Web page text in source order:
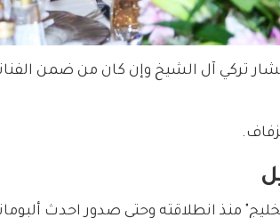
تركي آل الشيخ وإن كان من ضمن
منذ انطلاقته وحتى صدور احدث